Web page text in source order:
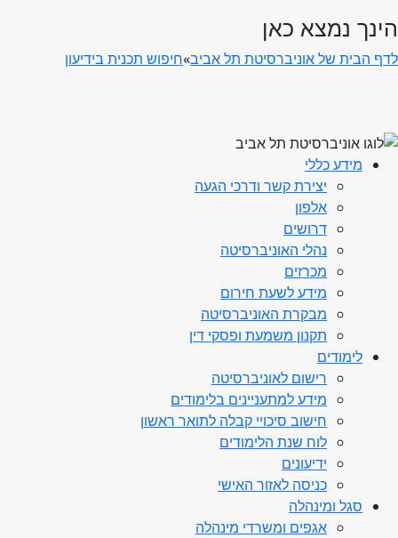
הינך נמצא כאן
לדף הבית של אוניברסיטת תל אביב»חיפוש תכנית בידיעון
מידע כללי
יצירת קשר ודרכי הגעה
אלפון
דרושים
נהלי האוניברסיטה
מכרזים
מידע לשעת חירום
מבקרת האוניברסיטה
תקנון משמעת ופסקי דין
לימודים
רישום לאוניברסיטה
מידע למתעניינים בלימודים
חישוב סיכויי קבלה לתואר ראשון
לוח שנת הלימודים
ידיעונים
כניסה לאזור האישי
סגל ומינהלה
אגפים ומשרדי מינהלה